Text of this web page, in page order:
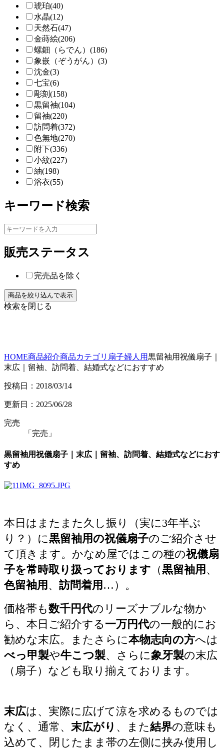
琥珀(40)
水晶(12)
天然石(47)
金蒔絵(206)
螺鈿（らでん）(186)
象嵌（ぞうがん）(3)
沈金(3)
七宝(6)
彫刻(158)
黒留袖(104)
留袖(220)
訪問着(372)
色無地(270)
附下(336)
小紋(227)
紬(198)
浴衣(55)
キーワード検索
販売ステータス
完売品を除く
検索を閉じる
HOME商品紹介商品カテゴリ 扇子婦人用黒留袖用祝儀扇子｜
末広｜留袖、訪問着、結婚式などにおすすめ
投稿日：2018/03/14
更新日：2025/06/28
完売
「完売」
黒留袖用祝儀扇子｜末広｜留袖、訪問着、結婚式などにおす
すめ
本日はまたまた久し振り（実に3年半ぶ
り？）に黒留袖用の祝儀扇子のご紹介させ
て頂きます。かなめ屋ではこの種の祝儀扇
子を常時取り扱っております （黒留袖用 、
色留袖用 、 訪問着用 …）。
価格帯も数千円代のリーズナブルな物か
ら、本日ご紹介する 一万円代の一般的にお
勧めな末広。またさらに本物志向の方へは
べっ甲製や牛こつ製、さらに象牙製の末広
（扇子）なども取り揃えております。
末広は、実際に広げて涼を求めるものでは
なく、通常、 末広がり 、また結界の意味も
込めて、閉じたまま帯の左側に挟み使用し